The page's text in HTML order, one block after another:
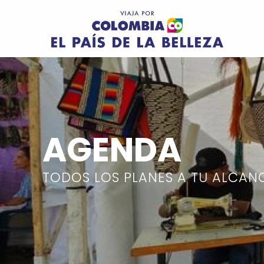
AGENDA
TODOS LOS PLANES A TU
Image